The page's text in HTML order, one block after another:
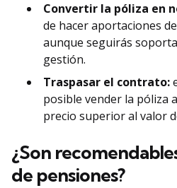
Convertir la póliza en
de hacer aportaciones
aunque seguirás
gestión.
Traspasar el contrato:
posible vender la póliza
precio superior al valor
¿Son
de pensiones?